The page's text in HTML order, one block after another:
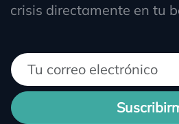
crisis directamente en tu